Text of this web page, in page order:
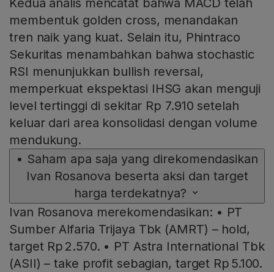
Kedua analis mencatat bahwa MACD telah
membentuk golden cross, menandakan
tren naik yang kuat. Selain itu, Phintraco
Sekuritas menambahkan bahwa stochastic
RSI menunjukkan bullish reversal,
memperkuat ekspektasi IHSG akan menguji
level tertinggi di sekitar Rp 7.910 setelah
keluar dari area konsolidasi dengan volume
mendukung.
• Saham apa saja yang direkomendasikan
Ivan Rosanova beserta aksi dan target
harga terdekatnya?
Ivan Rosanova merekomendasikan: • PT
Sumber Alfaria Trijaya Tbk (AMRT) – hold,
target Rp 2.570. • PT Astra International Tbk
(ASII) – take profit sebagian, target Rp 5.100.